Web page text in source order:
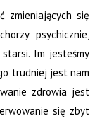
zmieniających się
psychicznie,
Im jesteśmy
trudniej jest nam
zdrowia jest
się zbyt